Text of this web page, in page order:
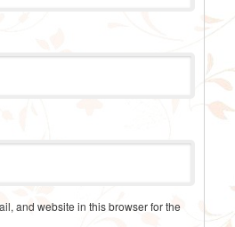
and website in this browser for the